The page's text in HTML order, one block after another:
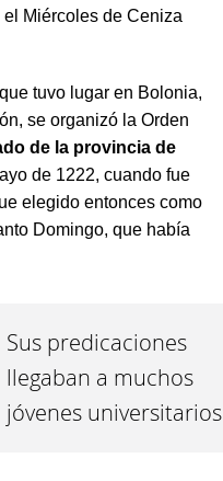
Miércoles de Ceniza
tuvo lugar en Bolonia,
se organizó la Orden
de la provincia de
de 1222, cuando fue
elegido entonces como
Domingo, que había
Sus predicaciones
llegaban a muchos
jóvenes universitarios